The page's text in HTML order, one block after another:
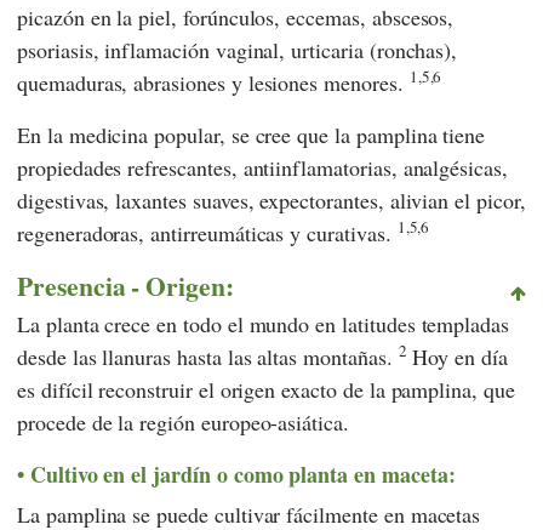
picazón en la piel, forúnculos, eccemas, abscesos,
psoriasis, inflamación vaginal, urticaria (ronchas),
quemaduras, abrasiones y lesiones menores. 1,5,6
En la medicina popular, se cree que la pamplina tiene
propiedades refrescantes, antiinflamatorias, analgésicas,
digestivas, laxantes suaves, expectorantes, alivian el picor,
regeneradoras, antirreumáticas y curativas. 1,5,6
Presencia - Origen:
La planta crece en todo el mundo en latitudes templadas
desde las llanuras hasta las altas montañas. 2 Hoy en día
es difícil reconstruir el origen exacto de la pamplina, que
procede de la región europeo-asiática.
Cultivo en el jardín o como planta en maceta:
La pamplina se puede cultivar fácilmente en macetas